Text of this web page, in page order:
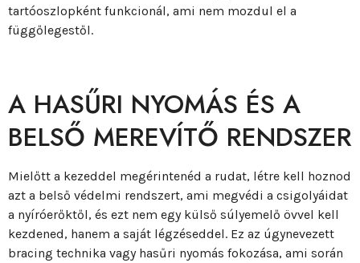
tartóoszlopként funkcionál, ami nem mozdul el a
függőlegestől.
A HASŰRI NYOMÁS ÉS A
BELSŐ MEREVÍTŐ RENDSZER
Mielőtt a kezeddel megérintenéd a rudat, létre kell hoznod
azt a belső védelmi rendszert, ami megvédi a csigolyáidat
a nyíróerőktől, és ezt nem egy külső súlyemelő övvel kell
kezdened, hanem a saját légzéseddel. Ez az úgynevezett
bracing technika vagy hasűri nyomás fokozása, ami során